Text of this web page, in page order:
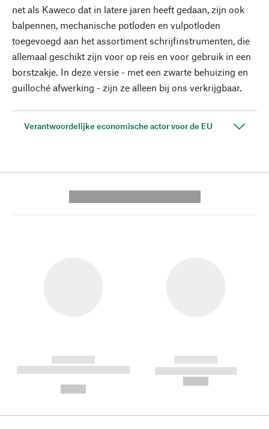
net als Kaweco dat in latere jaren heeft gedaan, zijn ook
balpennen, mechanische potloden en vulpotloden
toegevoegd aan het assortiment schrijfinstrumenten, die
allemaal geschikt zijn voor op reis en voor gebruik in een
borstzakje. In deze versie - met een zwarte behuizing en
guilloché afwerking - zijn ze alleen bij ons verkrijgbaar.
Verantwoordelijke economische actor voor de EU
------------
----------- ----------- --------
------------
----------- -----------